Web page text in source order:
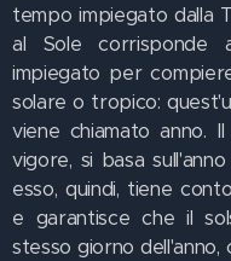
tempo impiegato dalla
al Sole corrisponde
impiegato per
solare o tropico:
viene chiamato anno.
vigore, si basa
esso, quindi, tiene
e garantisce che il
stesso giorno